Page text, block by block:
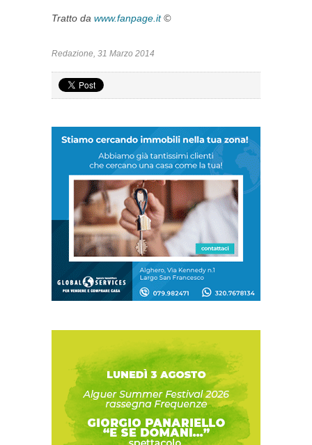
Tratto da www.fanpage.it©
Redazione, 31 Marzo 2014